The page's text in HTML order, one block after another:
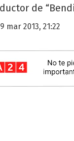
de
mar 2013, 21:22